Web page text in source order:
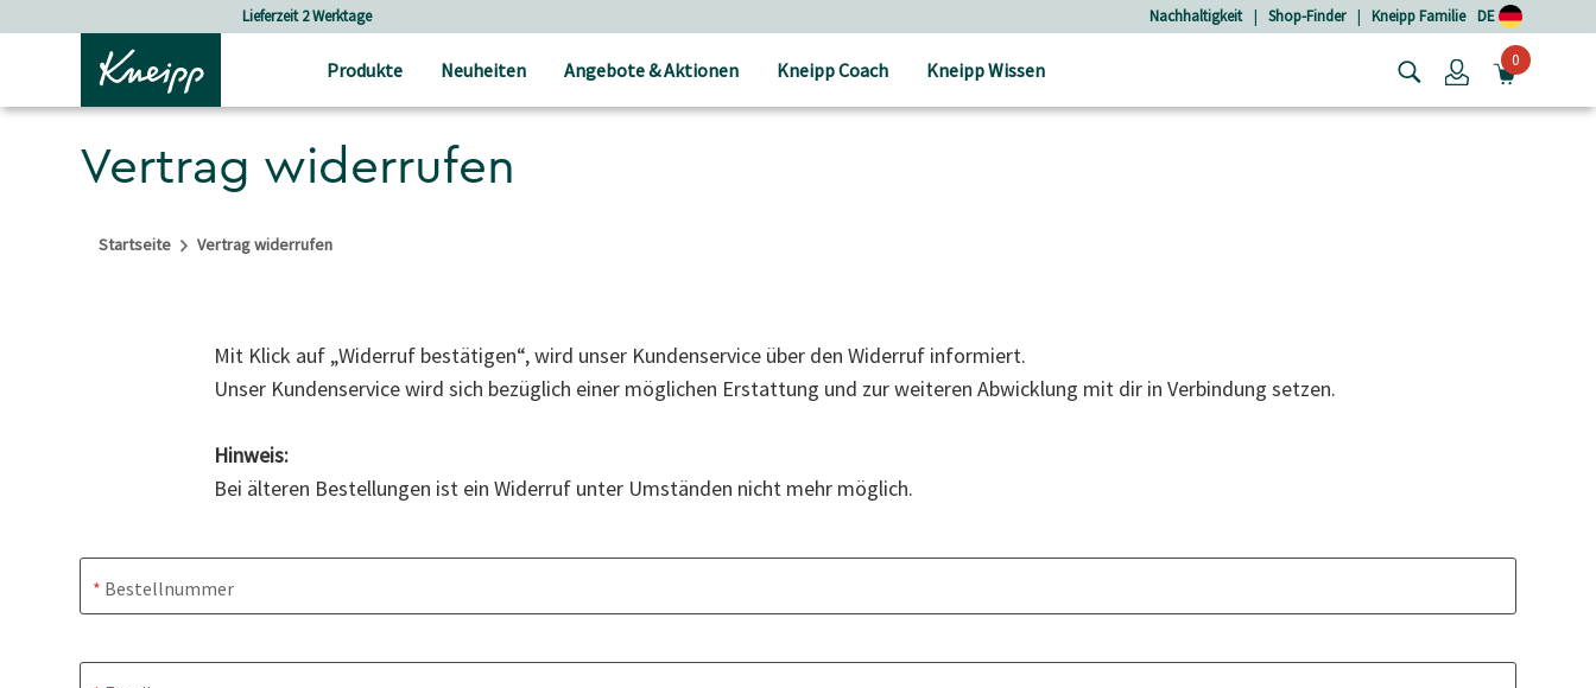
Lieferzeit 2 Werktage Nachhaltigkeit | Shop-Finder | Kneipp Familie DE
Produkte Neuheiten Angebote & Aktionen Kneipp Coach Kneipp Wissen Login0
Vertrag widerrufen
Startseite Vertrag widerrufen
Mit Klick auf „Widerruf bestätigen“, wird unser Kundenservice über den Widerruf informiert.
Unser Kundenservice wird sich bezüglich einer möglichen Erstattung und zur weiteren Abwicklung mit dir in Verbindung setzen.
Hinweis:
Bei älteren Bestellungen ist ein Widerruf unter Umständen nicht mehr möglich.
Bestellnummer